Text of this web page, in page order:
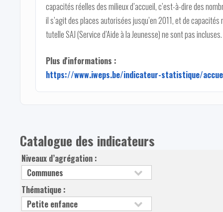
capacités réelles des milieux d’accueil, c’est-à-dire des
il s’agit des places autorisées jusqu’en 2011, et de
tutelle SAJ (Service d’Aide à la Jeunesse) ne sont pas incluses.
Plus d'informations :
https://www.iweps.be/indicateur-statistique/
Catalogue des indicateurs
Niveaux d’agrégation :
Thématique :